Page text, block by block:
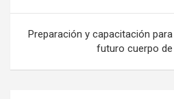
entradas
Preparación y capacitación
futuro cuerpo